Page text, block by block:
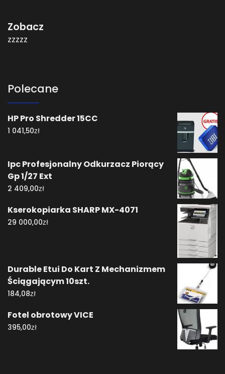
Zobacz
zzzzz
Polecane
HP Pro Shredder 15CC
1 041,50zł
Ipc Profesjonalny Odkurzacz Piorący
Gp 1/27 Ext
2 409,00zł
Kserokopiarka SHARP MX-4071
29 000,00zł
Durable Etui Do Kart Z Mechanizmem
Ściągającym 10szt.
184,08zł
Fotel obrotowy VICE
395,00zł